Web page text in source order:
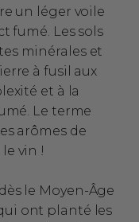
un léger voile
fumé. Les sols
minérales et
à fusil aux
et à la
Le terme
arômes de
vin !
le Moyen-Âge
ont planté les